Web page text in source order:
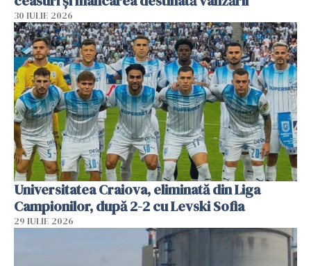
30 IULIE 2026
Universitatea Craiova, eliminată din Liga
Campionilor, după 2-2 cu Levski Sofia
29 IULIE 2026